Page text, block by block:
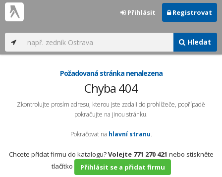
Hledat
Přihlásit Registrovat
Požadovaná stránka nenalezena
Chyba 404
Zkontrolujte prosím adresu, kterou jste zadali do prohlížeče, popřípadě
pokračujte na jinou stránku.
Pokračovat na hlavní stranu.
Chcete přidat firmu do katalogu?Volejte 771 270 421 nebo stiskněte
tlačítko
Přihlásit se a přidat firmu